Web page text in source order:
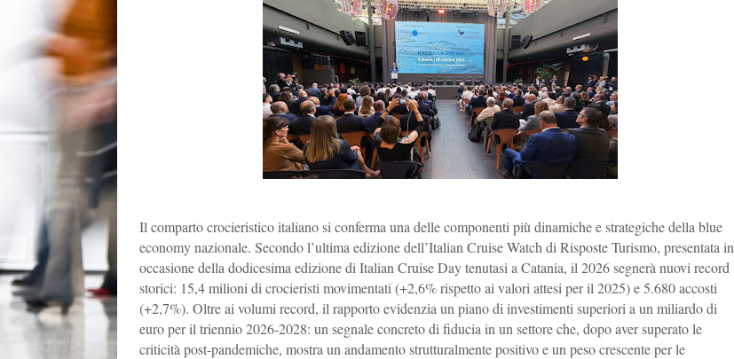
Il comparto crocieristico italiano si conferma una delle componenti più dinamiche e strategiche della blue
economy nazionale. Secondo l’ultima edizione dell’Italian Cruise Watch di Risposte Turismo, presentata in
occasione della dodicesima edizione di Italian Cruise Day tenutasi a Catania, il 2026 segnerà nuovi record
storici: 15,4 milioni di crocieristi movimentati (+2,6% rispetto ai valori attesi per il 2025) e 5.680 accosti
(+2,7%). Oltre ai volumi record, il rapporto evidenzia un piano di investimenti superiori a un miliardo di
euro per il triennio 2026-2028: un segnale concreto di fiducia in un settore che, dopo aver superato le
criticità post-pandemiche, mostra un andamento strutturalmente positivo e un peso crescente per le